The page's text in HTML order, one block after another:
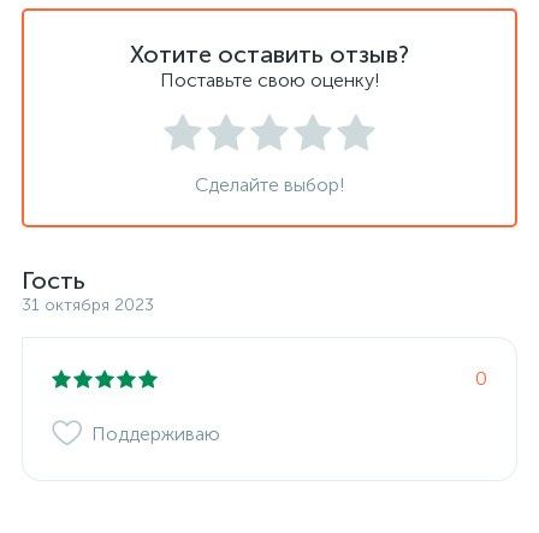
Хотите оставить отзыв?
Поставьте свою оценку!
Сделайте выбор!
Гость
31 октября 2023
0
Поддерживаю